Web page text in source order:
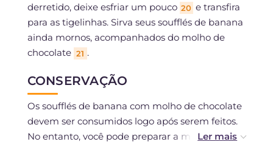
derretido, deixe esfriar um pouco 20 e transfira
para as tigelinhas. Sirva seus soufflés de banana
ainda mornos, acompanhados do molho de
chocolate 21 .
CONSERVAÇÃO
Os soufflés de banana com molho de chocolate
devem ser consumidos logo após serem feitos.
No entanto, você pode preparar a massa